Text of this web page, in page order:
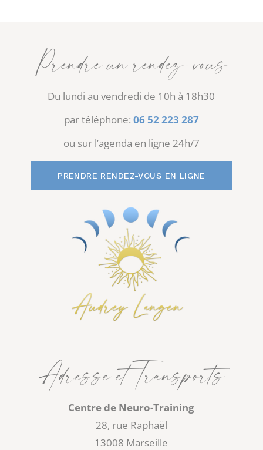
Prendre un rendez-vous
Du lundi au vendredi de 10h à 18h30
par téléphone: 06 52 223 287
ou sur l’agenda en ligne 24h/7
PRENDRE RENDEZ-VOUS EN LIGNE
Adresse et Transports
Centre de Neuro-Training
28, rue Raphaël
13008 Marseille